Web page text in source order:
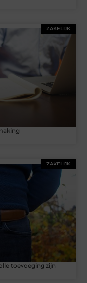
ZAKELIJK
ZAKELIJK
toevoeging zijn